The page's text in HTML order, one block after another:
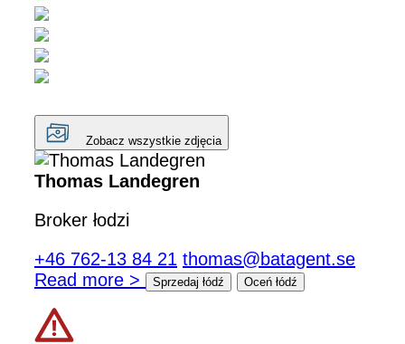
Zobacz wszystkie zdjęcia
Thomas Landegren
Broker łodzi
+46 762-13 84 21 thomas@batagent.se
Read more >
Sprzedaj łódź Oceń łódź